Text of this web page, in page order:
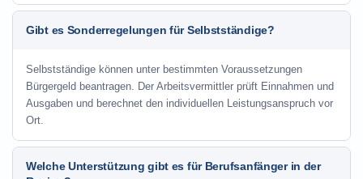
Gibt es Sonderregelungen für Selbstständige?
Selbstständige können unter bestimmten Voraussetzungen
Bürgergeld beantragen. Der Arbeitsvermittler prüft Einnahmen und
Ausgaben und berechnet den individuellen Leistungsanspruch vor
Ort.
Welche Unterstützung gibt es für Berufsanfänger in der